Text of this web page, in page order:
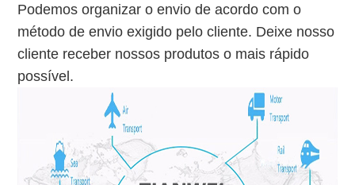
Podemos organizar o envio de acordo com o
método de envio exigido pelo cliente. Deixe nosso
cliente receber nossos produtos o mais rápido
possível.